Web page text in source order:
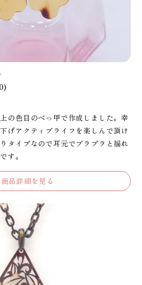
の色目のべっ甲で作成しました。幸
げアクティブライフを楽しんで頂け
タイプなので耳元でプラプラと揺れ
す。
商品詳細を見る